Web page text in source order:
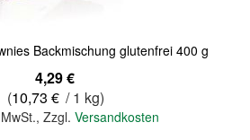
Backmischung glutenfrei 400 g
4,29 €
(10,73 € / 1 kg)
,Zzgl.Versandkosten